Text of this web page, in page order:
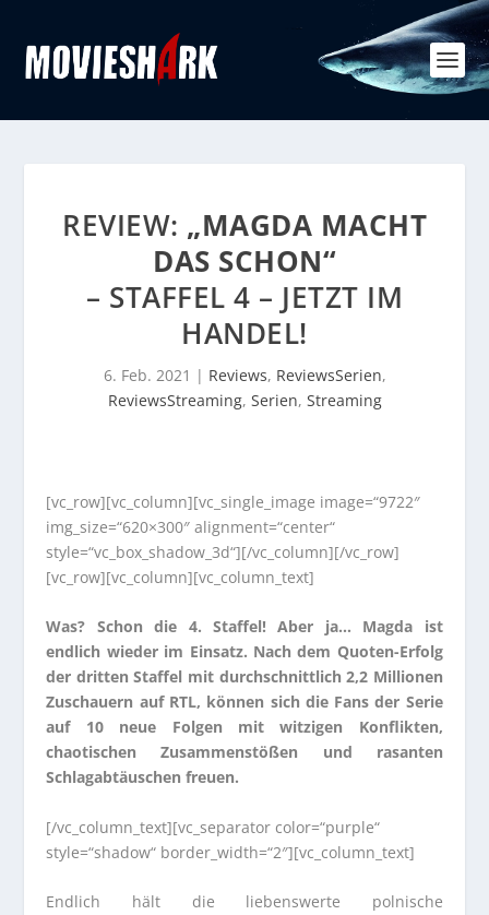
REVIEW: „MAGDA MACHT
DAS SCHON“
– STAFFEL 4 – JETZT IM
HANDEL!
6. Feb. 2021 | Reviews, ReviewsSerien,
ReviewsStreaming, Serien, Streaming
[vc_row][vc_column][vc_single_image image=“9722″
img_size=“620×300″ alignment=“center“
style=“vc_box_shadow_3d“][/vc_column][/vc_row]
[vc_row][vc_column][vc_column_text]
Was? Schon die 4. Staffel! Aber ja… Magda ist
endlich wieder im Einsatz. Nach dem Quoten-Erfolg
der dritten Staffel mit durchschnittlich 2,2 Millionen
Zuschauern auf RTL, können sich die Fans der Serie
auf 10 neue Folgen mit witzigen Konflikten,
chaotischen Zusammenstößen und rasanten
Schlagabtäuschen freuen.
[/vc_column_text][vc_separator color=“purple“
style=“shadow“ border_width=“2″][vc_column_text]
Endlich hält die liebenswerte polnische